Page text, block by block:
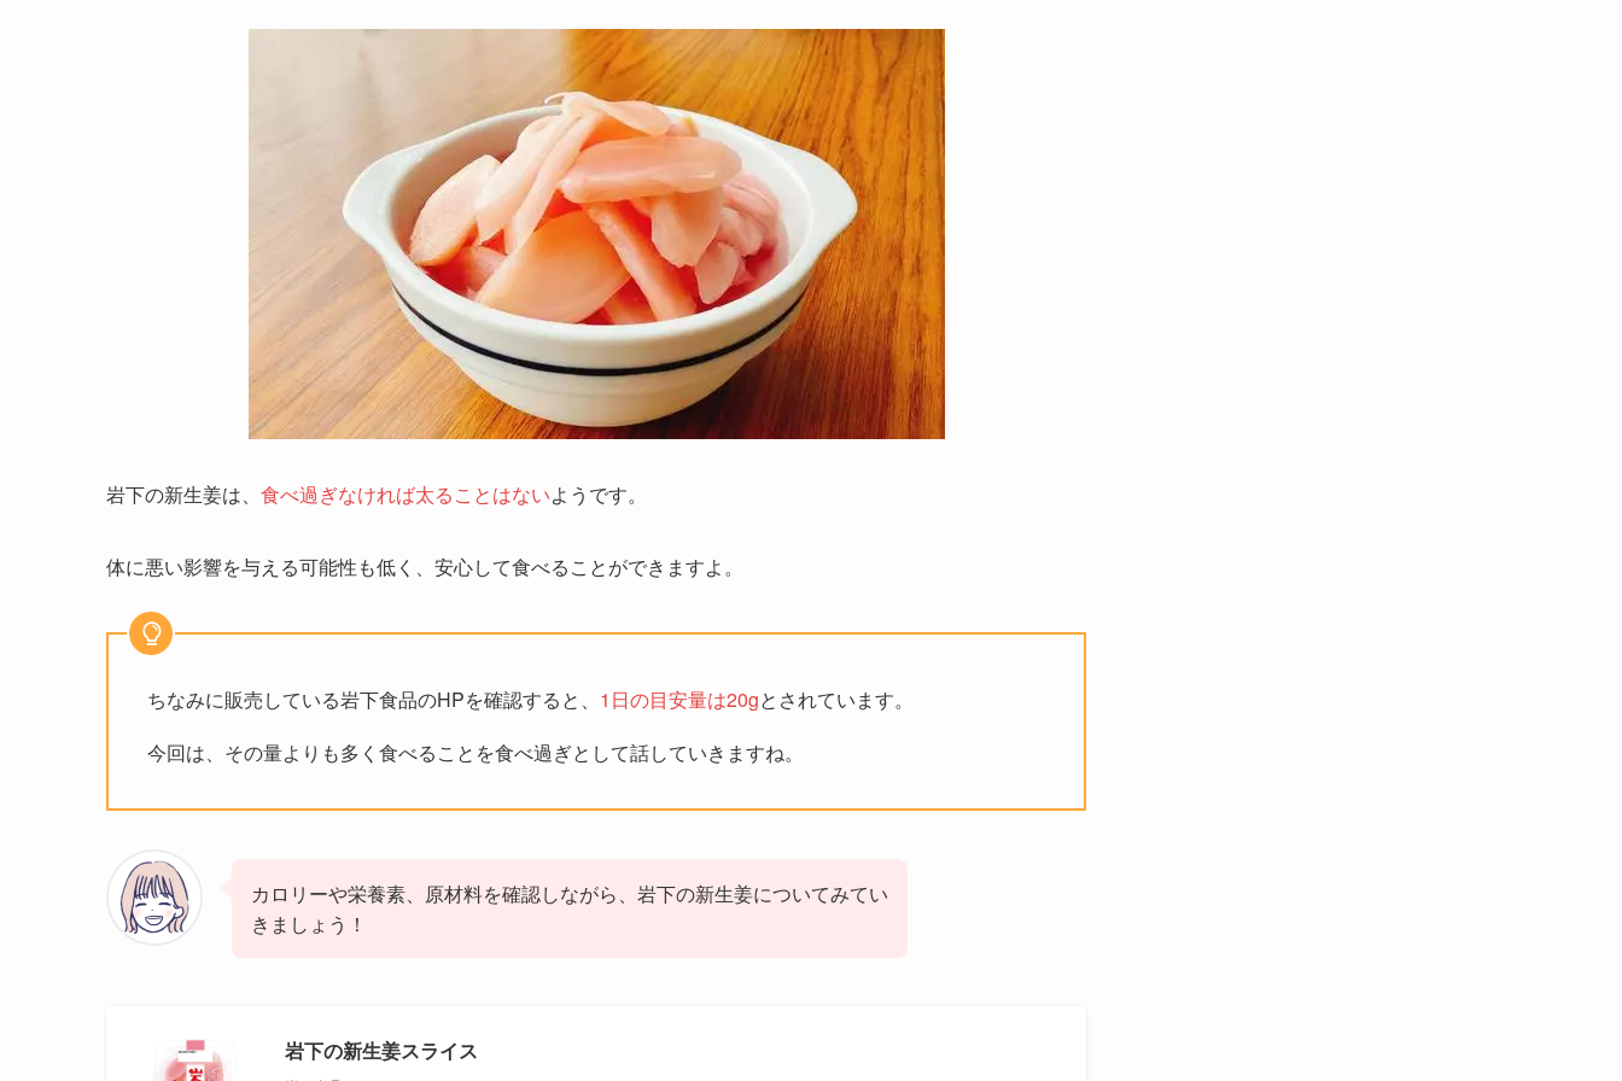
岩下の新生姜は、 食べ過ぎなければ太ることはないようです。
体に悪い影響を与える可能性も低く、安心して食べることができますよ。
ちなみに販売している岩下食品のHPを確認すると、 1日の目安量は20gとされています。
今回は、その量よりも多く食べることを食べ過ぎとして話していきますね。
カロリーや栄養素、原材料を確認しながら、岩下の新生姜についてみてい
きましょう！
岩下の新生姜スライス